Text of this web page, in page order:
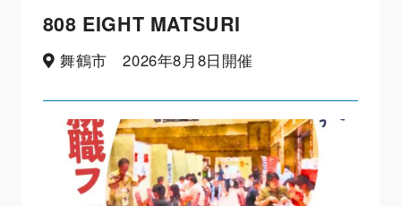
808 EIGHT MATSURI
舞鶴市 2026年8月8日開催